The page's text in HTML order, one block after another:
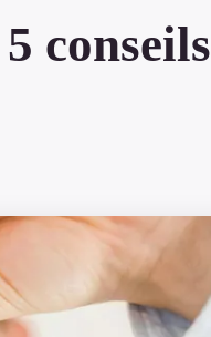
conseils